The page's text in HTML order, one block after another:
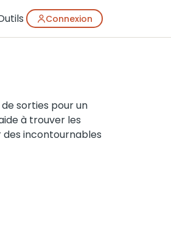
Connexion
sorties pour un
à trouver les
des incontournables